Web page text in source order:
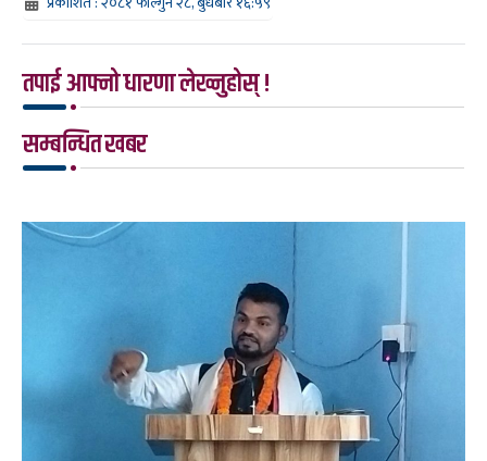
तपाई आफ्नो धारणा लेख्नुहोस् !
सम्बन्धित खबर